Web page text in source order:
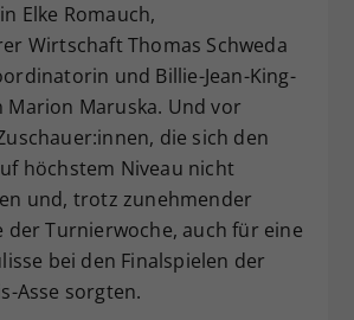
Elke Romauch,
Wirtschaft Thomas Schweda
und Billie-Jean-King-
Marion Maruska. Und vor
die sich den
höchstem Niveau nicht
und, trotz zunehmender
der Turnierwoche, auch für eine
bei den Finalspielen der
Asse sorgten.